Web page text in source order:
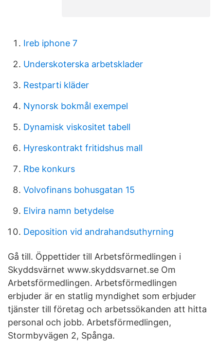
Ireb iphone 7
Underskoterska arbetsklader
Restparti kläder
Nynorsk bokmål exempel
Dynamisk viskositet tabell
Hyreskontrakt fritidshus mall
Rbe konkurs
Volvofinans bohusgatan 15
Elvira namn betydelse
Deposition vid andrahandsuthyrning
Gå till. Öppettider till Arbetsförmedlingen i
Skyddsvärnet www.skyddsvarnet.se Om
Arbetsförmedlingen. Arbetsförmedlingen
erbjuder är en statlig myndighet som erbjuder
tjänster till företag och arbetssökanden att hitta
personal och jobb. Arbetsförmedlingen,
Stormbyvägen 2, Spånga.